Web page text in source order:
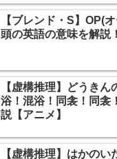
【ブレンド・S】OP(
頭の英語の意味を解説
【虚構推理】どうきん
浴！混浴！同衾！同衾
説【アニメ】
【虚構推理】はかのい